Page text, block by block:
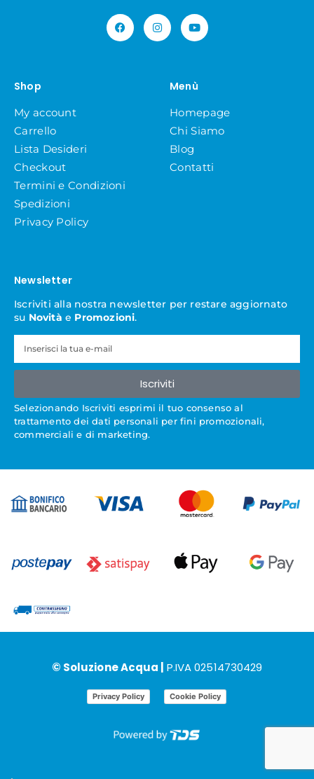
Shop
My account
Carrello
Lista Desideri
Checkout
Termini e Condizioni
Spedizioni
Privacy Policy
Menù
Homepage
Chi Siamo
Blog
Contatti
Newsletter
Iscriviti alla nostra newsletter per restare aggiornato
su Novità e Promozioni.
Iscriviti
Selezionando Iscriviti esprimi il tuo consenso al
trattamento dei dati personali per fini promozionali,
commerciali e di marketing.
© Soluzione Acqua | P.IVA 02514730429
Privacy Policy Cookie Policy